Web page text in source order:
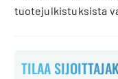
tuotejulkistuksista
TILAA